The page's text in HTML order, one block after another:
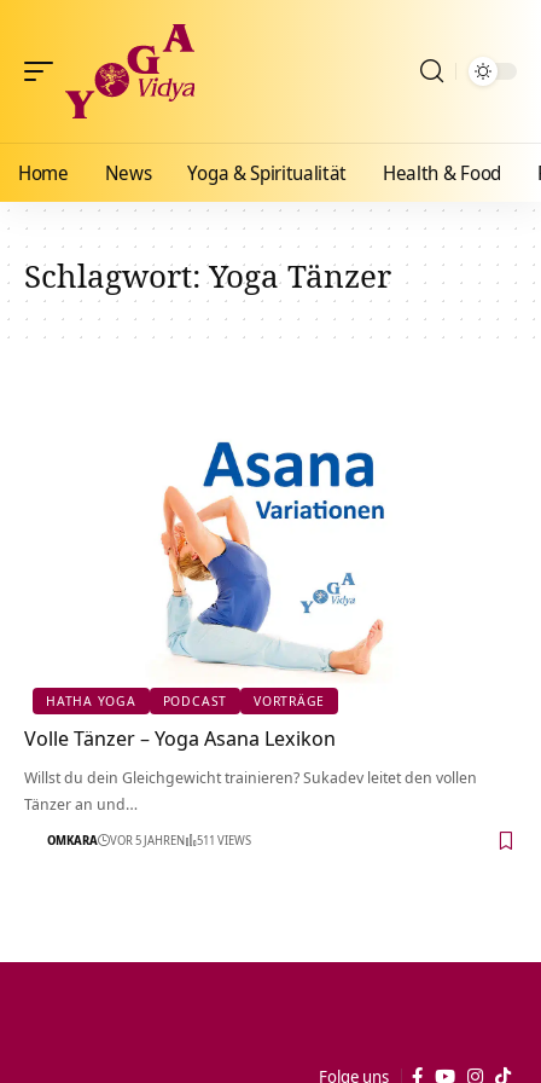
Home News Yoga & Spiritualität Health & Food
Schlagwort:Yoga Tänzer
HATHA YOGA PODCAST VORTRÄGE
Volle Tänzer – Yoga Asana Lexikon
Willst du dein Gleichgewicht trainieren? Sukadev leitet den vollen
Tänzer an und…
OMKARA VOR 5 JAHREN 511 VIEWS
Folge uns